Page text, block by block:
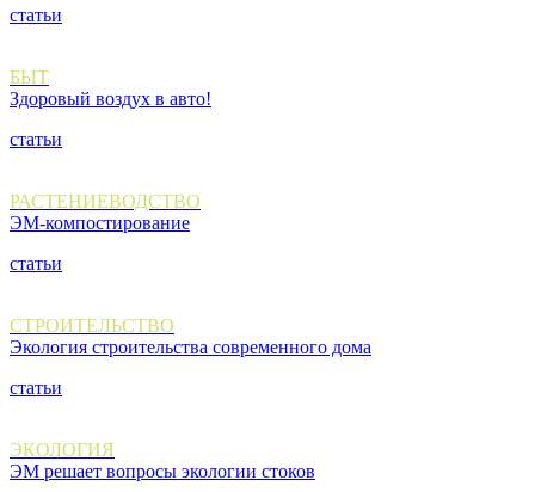
статьи
БЫТ
Здоровый воздух в авто!
статьи
РАСТЕНИЕВОДСТВО
ЭМ-компостирование
статьи
СТРОИТЕЛЬСТВО
Экология строительства современного дома
статьи
ЭКОЛОГИЯ
ЭМ решает вопросы экологии стоков